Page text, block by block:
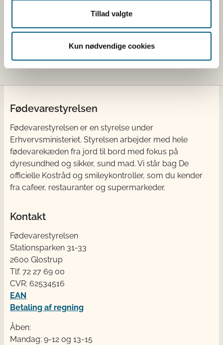
Tillad valgte
Kun nødvendige cookies
cfu = colony forming units.
Kosttilskud, som er registreret i registret, er ikke
godkendte og derfor ikke nødvendigvis lovlige.
Fødevarestyrelsen
Fødevarestyrelsen er en styrelse under
Erhvervsministeriet. Styrelsen arbejder med hele
fødevarekæden fra jord til bord med fokus på
dyresundhed og sikker, sund mad. Vi står bag De
officielle Kostråd og smileykontroller, som du kender
fra cafeer, restauranter og supermarkeder.
Kontakt
Fødevarestyrelsen
Stationsparken 31-33
2600 Glostrup
Tlf. 72 2​​​7 69 00
CVR: 62534516
EAN
Betaling af regning
Åben:
Mandag: 9-12 og 13-15